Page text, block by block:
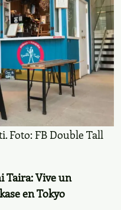
Foto: FB Double Tall
Taira: Vive un
en Tokyo